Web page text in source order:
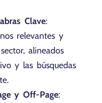
Clave:
relevantes y
alineados
y las búsquedas
y Off-Page: